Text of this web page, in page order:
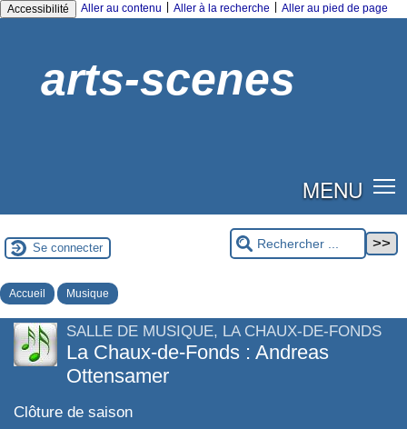
Accessibilité Aller au contenu Aller à la recherche Aller au pied de page
arts-scenes
MENU
Se connecter
Accueil Musique
SALLE DE MUSIQUE, LA CHAUX-DE-FONDS
La Chaux-de-Fonds : Andreas
Ottensamer
Clôture de saison